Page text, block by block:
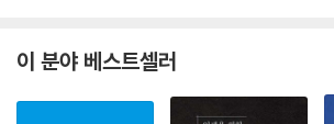
이 분야 베스트셀러